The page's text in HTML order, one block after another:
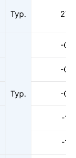
Typ. 27.5
Typ.
-0.8
-0.9
-0.9
-1.2
-1.4